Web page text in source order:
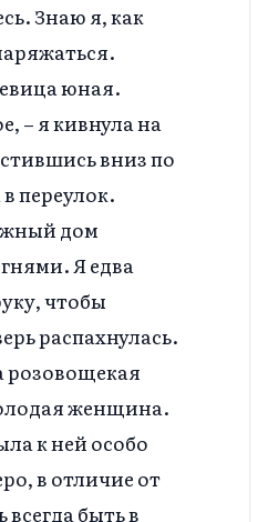
Знаю я, как
юная.
– я кивнула на
вниз по
переулок.
дом
Я едва
чтобы
распахнулась.
розовощекая
женщина.
к ней особо
в отличие от
быть в